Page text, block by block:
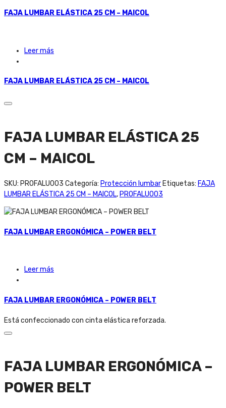
FAJA LUMBAR ELÁSTICA 25 CM – MAICOL
Leer más
FAJA LUMBAR ELÁSTICA 25 CM – MAICOL
FAJA LUMBAR ELÁSTICA 25
CM – MAICOL
SKU: PROFALU003 Categoría: Protección lumbar Etiquetas: FAJA
LUMBAR ELÁSTICA 25 CM – MAICOL, PROFALU003
FAJA LUMBAR ERGONÓMICA – POWER BELT
Leer más
FAJA LUMBAR ERGONÓMICA – POWER BELT
Está confeccionado con cinta elástica reforzada.
FAJA LUMBAR ERGONÓMICA –
POWER BELT